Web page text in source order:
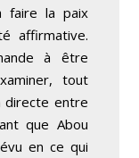
faire la paix
affirmative.
à être
tout
directe entre
que Abou
en ce qui